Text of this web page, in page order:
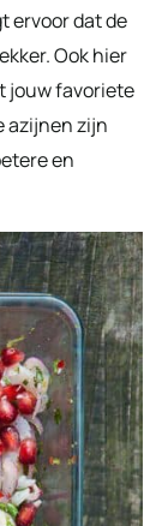
ervoor dat de
Ook hier
jouw favoriete
azijnen zijn
en